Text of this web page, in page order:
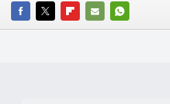
FACEBOOK
TWITTERFLIPBOARD
E-
WHATSAPP